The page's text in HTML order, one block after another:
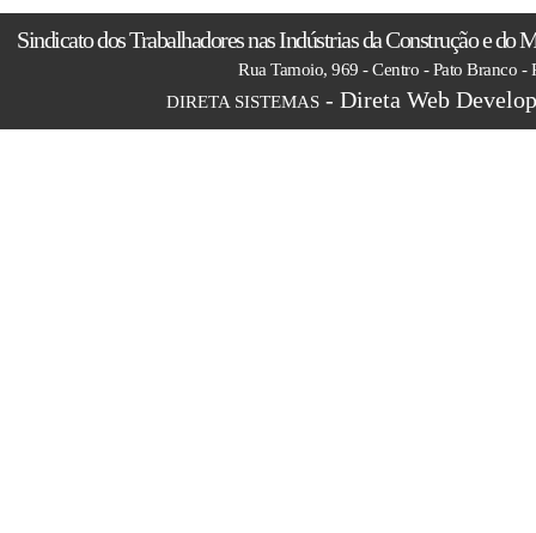
Sindicato dos Trabalhadores nas Indústrias da Construção e do
Rua Tamoio, 969 - Centro - Pato Branco -
DIRETA SISTEMAS- Direta Web